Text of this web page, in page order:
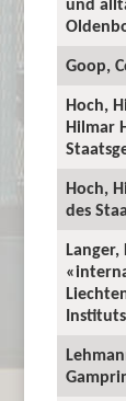
Goop,
Hoch,
Hilmar
Hoch,
des